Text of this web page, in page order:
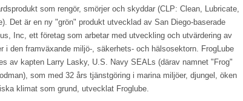
som rengör, smörjer och skyddar (CLP: Clean, Lubricate,
Det är en ny "grön" produkt utvecklad av San Diego-baserade
Inc, ett företag som arbetar med utveckling och utvärdering av
i den framväxande miljö-, säkerhets- och hälsosektorn. FrogLube
av kapten Larry Lasky, U.S. Navy SEALs (därav namnet "Frog"
som med 32 års tjänstgöring i marina miljöer, djungel, öken
klimat som grund, utvecklat Froglube.